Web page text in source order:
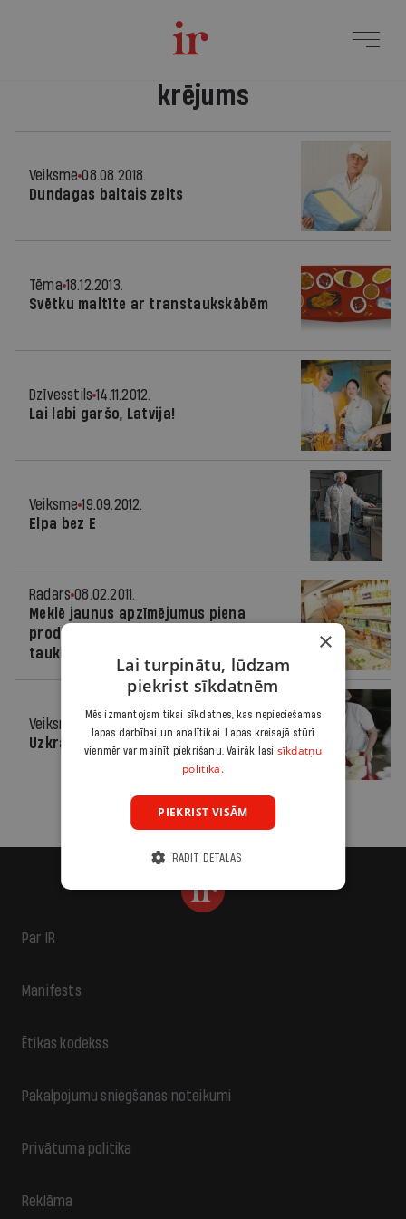
krējums
Veiksme 08.08.2018.
Dundagas baltais zelts
Tēma 18.12.2013.
Svētku maltīte ar transtaukskābēm
Dzīvesstils 14.11.2012.
Lai labi garšo, Latvija!
Veiksme 19.09.2012.
Elpa bez E
Radars 08.02.2011.
Meklē jaunus apzīmējumus piena
produktiem, kuru sastāvā ir augu
tauki
Veiksme
07.07.2010.
Uzkrājušies tauki, bet nesūdzas
Par IR
Manifests
Ētikas kodekss
Pakalpojumu sniegšanas noteikumi
Privātuma politika
Reklāma
×
Lai turpinātu, lūdzam
piekrist sīkdatnēm
Mēs izmantojam tikai sīkdatnes, kas nepieciešamas
lapas darbībai un analītikai. Lapas kreisajā stūrī
vienmēr var mainīt piekrišanu. Vairāk lasi sīkdatņu
politikā.
PIEKRIST VISĀM
RĀDĪT DETAĻAS